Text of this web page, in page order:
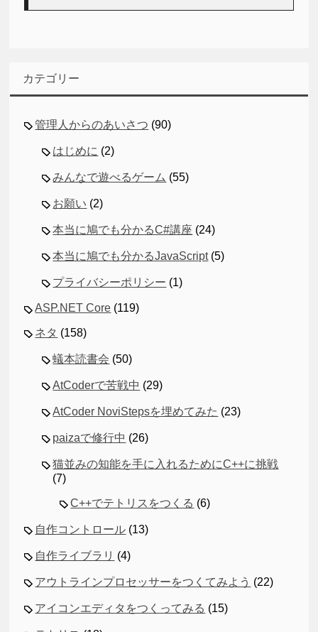
カテゴリー
管理人からのあいさつ (90)
はじめに (2)
みんなで遊べるゲーム (55)
お願い (2)
本当に鳩でも分かるC#講座 (24)
本当に鳩でも分かるJavaScript(5)
プライバシーポリシー (1)
ASP.NET Core (119)
ネタ (158)
蟻本読書会 (50)
AtCoderで苦戦中 (29)
AtCoder NoviStepsを埋めてみた (23)
paizaで修行中 (26)
猫並みの知能を手に入れるためにC++に挑戦
(7)
C++でテトリスをつくる (6)
自作コントロール (13)
自作ライブラリ (4)
アウトラインプロセッサーをつくてみよう (22)
アイコンエディタをつくってみる (15)